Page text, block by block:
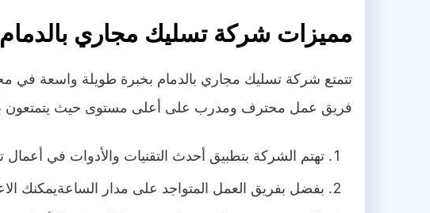
مميزات شركة تسليك مجاري بالدمام
تتمتع شركة تسليك مجاري بالدمام بخبرة طويلة واسعة
فريق عمل محترف ومدرب على أعلى مستوى حيث يتمتعون
تهتم الشركة بتطبيق أحدث التقنيات والأدوات في
بفضل بفريق العمل المتواجد على مدار الساعةيمكنك